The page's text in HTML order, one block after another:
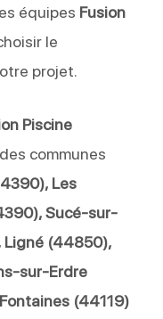
équipes Fusion
le
projet.
Piscine
communes
Les
Sucé-sur-
Ligné (44850),
sur-Erdre
(44119)